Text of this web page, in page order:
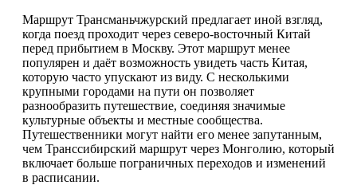
Маршрут Трансманьчжурский предлагает иной взгляд,
когда поезд проходит через северо-восточный Китай
перед прибытием в Москву. Этот маршрут менее
популярен и даёт возможность увидеть часть Китая,
которую часто упускают из виду. С несколькими
крупными городами на пути он позволяет
разнообразить путешествие, соединяя значимые
культурные объекты и местные сообщества.
Путешественники могут найти его менее запутанным,
чем Транссибирский маршрут через Монголию, который
включает больше пограничных переходов и изменений
в расписании.